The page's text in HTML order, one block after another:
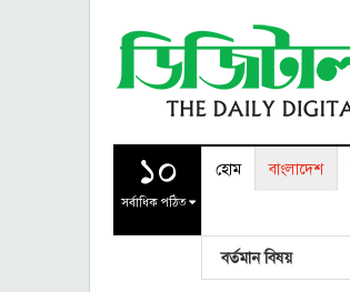
১০
সর্বাধিক পঠিত
হোম বাংলাদেশ
বর্তমান বিষয়